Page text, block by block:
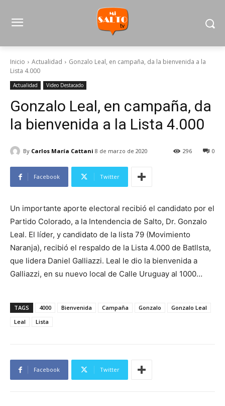
Inicio Actualidad
Gonzalo Leal, en campaña, da la bienvenida a la
Lista 4.000
Actualidad Video Destacado
Gonzalo Leal, en campaña, da
la bienvenida a la Lista 4.000
By Carlos María Cattani 8 de marzo de 2020 0
296
Facebook Twitter
Un importante aporte electoral recibió el candidato por el
Partido Colorado, a la Intendencia de Salto, Dr. Gonzalo
Leal. El líder, y candidato de la lista 79 (Movimiento
Naranja), recibió el respaldo de la Lista 4.000 de Batllsta,
que lidera Daniel Galliazzi. Leal le dio la bienvenida a
Galliazzi, en su nuevo local de Calle Uruguay al 1000…
TAGS 4000 Bienvenida Campaña Gonzalo
Gonzalo Leal
Leal
Lista
Facebook Twitter